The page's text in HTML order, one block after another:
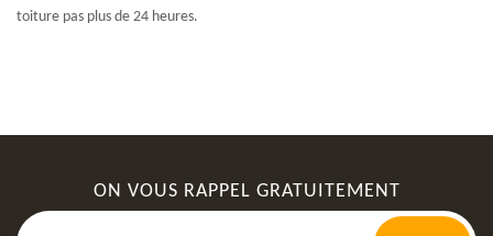
toiture pas plus de 24 heures.
ON VOUS RAPPEL GRATUITEMENT